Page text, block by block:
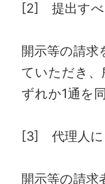
[2] 提出すべ
開示等の請求
ていただき、
ずれか1通を
[3] 代理人に
開示等の請求